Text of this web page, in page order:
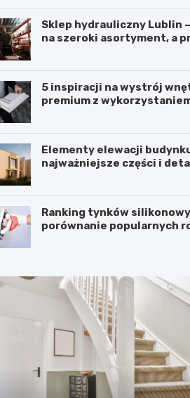
Sklep hydrauliczny Lublin
na szeroki asortyment, a
5 inspiracji na wystrój
premium z
Elementy elewacji
najważniejsze części i
Ranking tynków
porównanie popularnych